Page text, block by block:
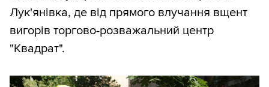
Лук'янівка, де від прямого влучання вщент
вигорів торгово-розважальний центр
"Квадрат".